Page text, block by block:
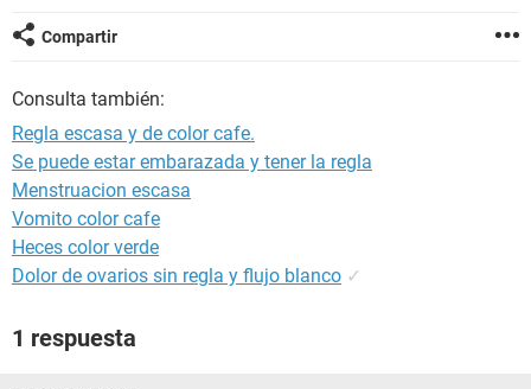
Compartir
Consulta también:
Regla escasa y de color cafe.
Se puede estar embarazada y tener la regla
Menstruacion escasa
Vomito color cafe
Heces color verde
Dolor de ovarios sin regla y flujo blanco ✓
1 respuesta